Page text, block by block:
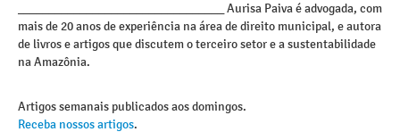
contato
_________________________________ Aurisa Paiva é advogada, com
mais de 20 anos de experiência na área de direito municipal, e autora
de livros e artigos que discutem o terceiro setor e a sustentabilidade
na Amazônia.
Artigos semanais publicados aos domingos.
Receba nossos artigos.